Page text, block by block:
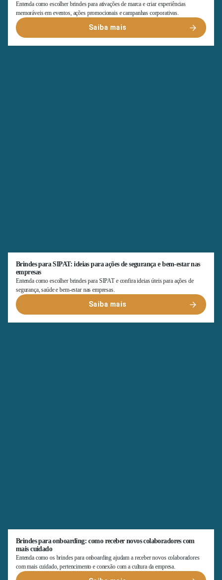
Entenda como escolher brindes para ativações de marca e criar experiências
memoráveis em eventos, ações promocionais e campanhas corporativas.
Saiba mais
Brindes para SIPAT: ideias para ações de segurança e bem-estar nas
empresas
Entenda como escolher brindes para SIPAT e confira ideias úteis para ações de
segurança, saúde e bem-estar nas empresas.
Saiba mais
Brindes para onboarding: como receber novos colaboradores com
mais cuidado
Entenda como os brindes para onboarding ajudam a receber novos colaboradores
com mais cuidado, pertencimento e conexão com a cultura da empresa.